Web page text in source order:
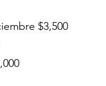
$3,500